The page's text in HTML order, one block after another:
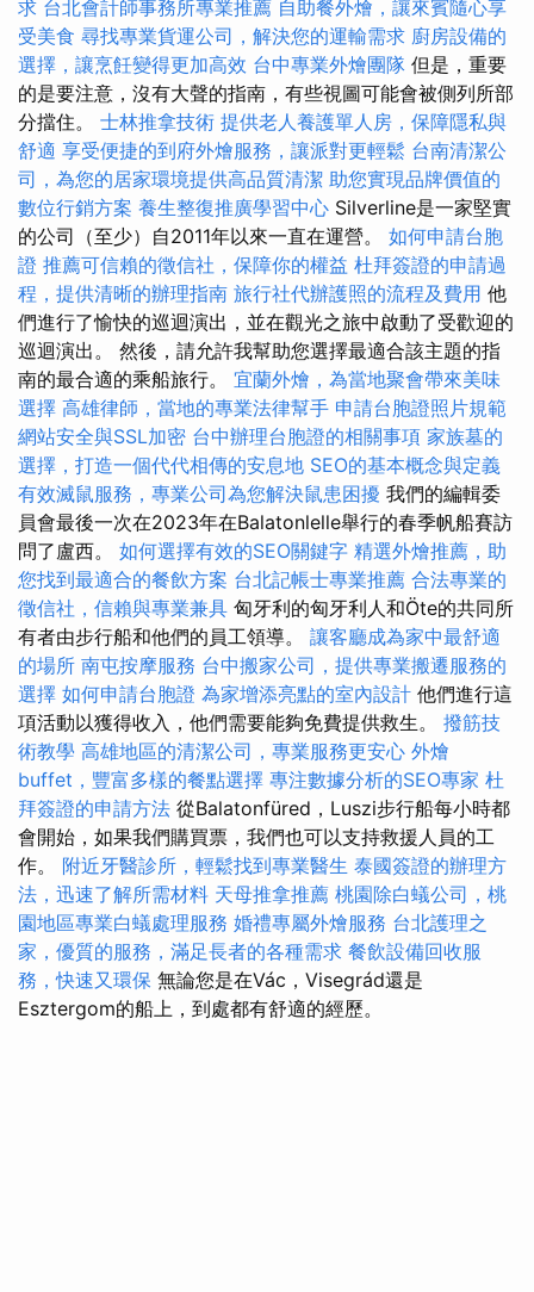
求 台北會計師事務所專業推薦 自助餐外燴，讓來賓隨心享
受美食 尋找專業貨運公司，解決您的運輸需求 廚房設備的
選擇，讓烹飪變得更加高效 台中專業外燴團隊 但是，重要
的是要注意，沒有大聲的​​指南，有些視圖可能會被側列所部
分擋住。 士林推拿技術 提供老人養護單人房，保障隱私與
舒適 享受便捷的到府外燴服務，讓派對更輕鬆 台南清潔公
司，為您的居家環境提供高品質清潔 助您實現品牌價值的
數位行銷方案 養生整復推廣學習中心 Silverline是一家堅實
的公司（至少）自2011年以來一直在運營。 如何申請台胞
證 推薦可信賴的徵信社，保障你的權益 杜拜簽證的申請過
程，提供清晰的辦理指南 旅行社代辦護照的流程及費用 他
們進行了愉快的巡迴演出，並在觀光之旅中啟動了受歡迎的
巡迴演出。 然後，請允許我幫助您選擇最適合該主題的指
南的最合適的乘船旅行。 宜蘭外燴，為當地聚會帶來美味
選擇 高雄律師，當地的專業法律幫手 申請台胞證照片規範
網站安全與SSL加密 台中辦理台胞證的相關事項 家族墓的
選擇，打造一個代代相傳的安息地 SEO的基本概念與定義
有效滅鼠服務，專業公司為您解決鼠患困擾 我們的編輯委
員會最後一次在2023年在Balatonlelle舉行的春季帆船賽訪
問了盧西。 如何選擇有效的SEO關鍵字 精選外燴推薦，助
您找到最適合的餐飲方案 台北記帳士專業推薦 合法專業的
徵信社，信賴與專業兼具 匈牙利的匈牙利人和Öte的共同所
有者由步行船和他們的員工領導。 讓客廳成為家中最舒適
的場所 南屯按摩服務 台中搬家公司，提供專業搬遷服務的
選擇 如何申請台胞證 為家增添亮點的室內設計 他們進行這
項活動以獲得收入，他們需要能夠免費提供救生。 撥筋技
術教學 高雄地區的清潔公司，專業服務更安心 外燴
buffet，豐富多樣的餐點選擇 專注數據分析的SEO專家 杜
拜簽證的申請方法 從Balatonfüred，Luszi步行船每小時都
會開始，如果我們購買票，我們也可以支持救援人員的工
作。 附近牙醫診所，輕鬆找到專業醫生 泰國簽證的辦理方
法，迅速了解所需材料 天母推拿推薦 桃園除白蟻公司，桃
園地區專業白蟻處理服務 婚禮專屬外燴服務 台北護理之
家，優質的服務，滿足長者的各種需求 餐飲設備回收服
務，快速又環保 無論您是在Vác，Visegrád還是
Esztergom的船上，到處都有舒適的經歷。